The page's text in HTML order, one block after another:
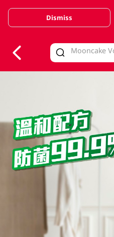
Valid Until 30 June 2026
Dismiss